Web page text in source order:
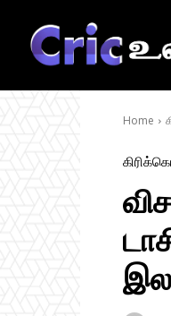
Home